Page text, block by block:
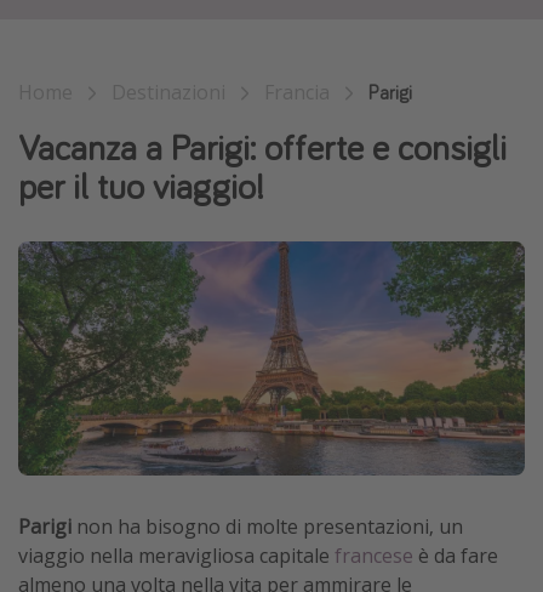
Vacanze con bambini
Vacanze al mare
Viaggi per single
Altri argomenti
Travel magazine
Calendario di viaggio
Festività del 2026
Città più visitate
Parigi
Vacanza a Parigi: offerte e consigli
per il tuo viaggio!
Parigi non ha bisogno di molte presentazioni, un
viaggio nella meravigliosa capitale francese è da fare
almeno una volta nella vita per ammirare le